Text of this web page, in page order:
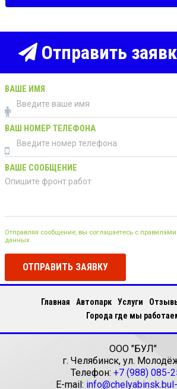
Отправить
ВАШЕ ИМЯ
ВАШ НОМЕР ТЕЛЕФОНА
ВАШЕ СООБЩЕНИЕ
Отправляя сообщение, вы соглашаетесь с
данных
ОТПРАВИТЬ ЗАЯВКУ
Главная Автопарк Услуги
Города где мы
ООО "БУЛ"
г. Челябинск, ул.
Телефон: +7 (988) 085-
E-mail: